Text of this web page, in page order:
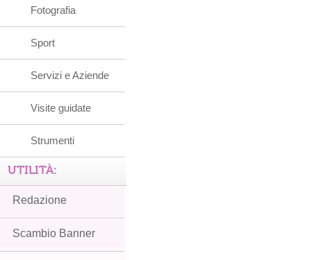
Fotografia
Sport
Servizi e Aziende
Visite guidate
Strumenti
UTILITÀ:
Redazione
Scambio Banner